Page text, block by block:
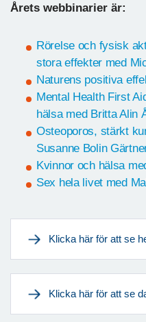
Årets webbinarier är:
Rörelse och fysisk
stora effekter med
Naturens positiva
Mental Health First
hälsa med Britta Alin
Osteoporos, stärkt
Susanne Bolin
Kvinnor och hälsa
Sex hela livet med
Klicka här för att se
Klicka här för att se